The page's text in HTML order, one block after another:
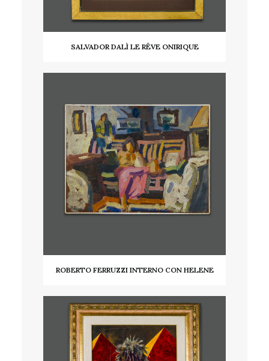
SALVADOR DALÌ LE RÊVE ONIRIQUE
ROBERTO FERRUZZI INTERNO CON HELENE